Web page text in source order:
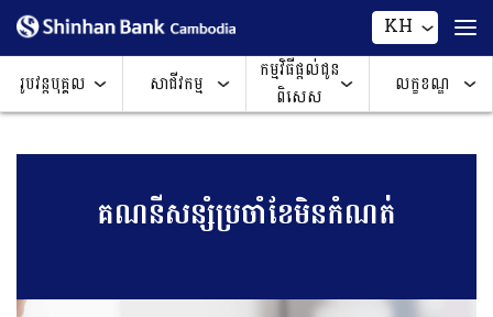
KH
រូបវន្តបុគ្គល សាជីវកម្ម
កម្មវិធីផ្តល់ជូន
ពិសេស
លក្ខខណ្ឌ
គណនីសន្សំប្រចាំខែមិនកំណត់